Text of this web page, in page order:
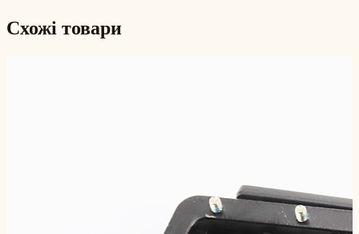
Схожі товари